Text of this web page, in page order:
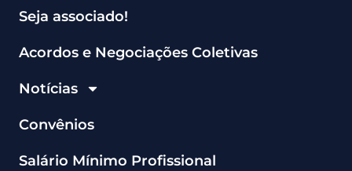
Seja associado!
Acordos e Negociações Coletivas
Notícias
Convênios
Salário Mínimo Profissional